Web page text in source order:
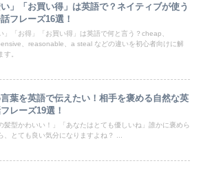
い」「お買い得」は英語で？ネイティブが使う
フレーズ16選！
」「お得」「お買い得」は英語で何と言う？cheap、
、reasonable、a steal などの違いを初心者向けに解
す。
葉を英語で伝えたい！相手を褒める自然な英
レーズ19選！
髪型かわいい！」「あなたはとても優しいね」誰かに褒めら
、とても良い気分になりますよね？ ...